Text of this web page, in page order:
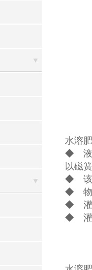
水溶
◆ 液
以磁
◆ 该
◆ 物
◆ 灌
◆ 灌